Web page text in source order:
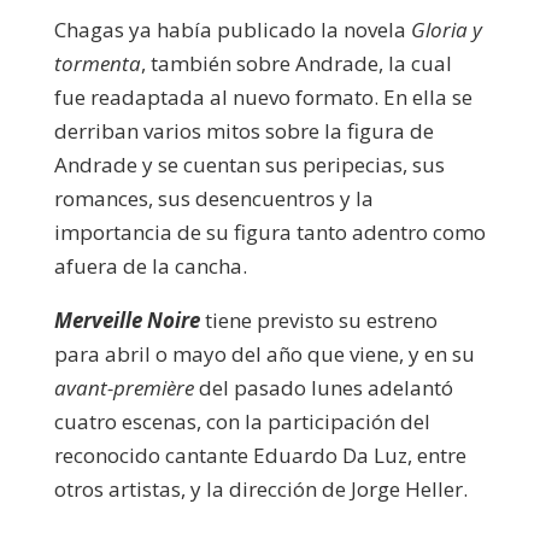
Chagas ya había publicado la novela Gloria y
tormenta, también sobre Andrade, la cual
fue readaptada al nuevo formato. En ella se
derriban varios mitos sobre la figura de
Andrade y se cuentan sus peripecias, sus
romances, sus desencuentros y la
importancia de su figura tanto adentro como
afuera de la cancha.
Merveille Noiretiene previsto su estreno
para abril o mayo del año que viene, y en su
avant-premièredel pasado lunes adelantó
cuatro escenas, con la participación del
reconocido cantante Eduardo Da Luz, entre
otros artistas, y la dirección de Jorge Heller.